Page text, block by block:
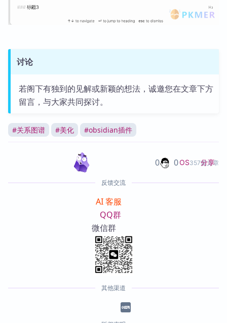
讨论
若阁下有独到的见解或新颖的想法，诚邀您在文章下方
留言，与大家共同探讨。
#关系图谱 #美化 #obsidian插件
OS357篇文章
0 0 分享
反馈交流
AI 客服
QQ群
微信群
其他渠道